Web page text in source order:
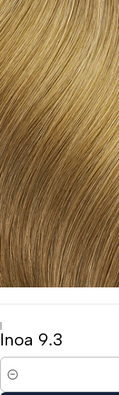
|
Inoa 9.3
Quantidade